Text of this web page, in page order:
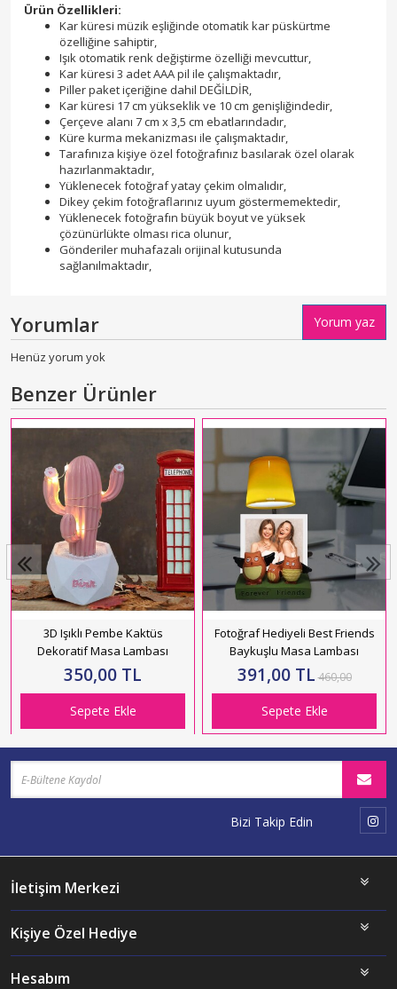
Ürün Özellikleri:
Kar küresi müzik eşliğinde otomatik kar püskürtme
özelliğine sahiptir,
Işık otomatik renk değiştirme özelliği mevcuttur,
Kar küresi 3 adet AAA pil ile çalışmaktadır,
Piller paket içeriğine dahil DEĞİLDİR,
Kar küresi 17 cm yükseklik ve 10 cm genişliğindedir,
Çerçeve alanı 7 cm x 3,5 cm ebatlarındadır,
Küre kurma mekanizması ile çalışmaktadır,
Tarafınıza kişiye özel fotoğrafınız basılarak özel olarak
hazırlanmaktadır,
Yüklenecek fotoğraf yatay çekim olmalıdır,
Dikey çekim fotoğraflarınız uyum göstermemektedir,
Yüklenecek fotoğrafın büyük boyut ve yüksek
çözünürlükte olması rica olunur,
Gönderiler muhafazalı orijinal kutusunda
sağlanılmaktadır,
Yorumlar Yorum yaz
Henüz yorum yok
Benzer Ürünler
3D Işıklı Pembe Kaktüs
Dekoratif Masa Lambası
350,00 TL
Sepete Ekle
Fotoğraf Hediyeli Best Friends
Baykuşlu Masa Lambası
391,00 TL 460,00
Sepete Ekle
Bizi Takip Edin
İletişim Merkezi
Kişiye Özel Hediye
Hesabım